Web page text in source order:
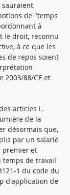
sauraient
de "temps
à
le droit, reconnu
à ce que les
de repos soient
2003/88/CE et
articles L.
de la
désormais que,
par un salarié
premier et
de travail
1 du code du
d'application de